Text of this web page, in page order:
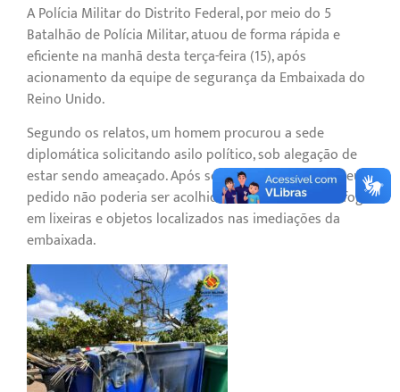
A Polícia Militar do Distrito Federal, por meio do 5º
Batalhão de Polícia Militar, atuou de forma rápida e
eficiente na manhã desta terça-feira (15), após
acionamento da equipe de segurança da Embaixada do
Reino Unido.
Segundo os relatos, um homem procurou a sede
diplomática solicitando asilo político, sob alegação de
estar sendo ameaçado. Após ser informado de que seu
pedido não poderia ser acolhido, o indivíduo ateou fogo
em lixeiras e objetos localizados nas imediações da
embaixada.